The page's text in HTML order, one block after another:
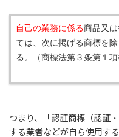
自己の業務に係る商品又
ては、次に掲げる商標を
る。（商標法第３条第１項
つまり、「認証商標（認証
する業者などが自ら使用す